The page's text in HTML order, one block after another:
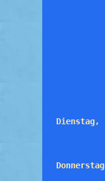
Dienstag,